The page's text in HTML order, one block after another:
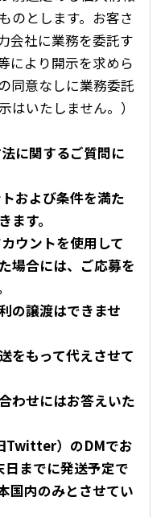
のとします。お客さ
会社に業務を委託す
により開示を求めら
同意なしに業務委託
はいたしません。）
に関するご質問に
および条件を満た
ます。
ウントを使用して
場合には、ご応募を
の譲渡はできませ
をもって代えさせて
わせにはお答えいた
Twitter）のDMでお
日 までに発送予定で
国内のみとさせてい